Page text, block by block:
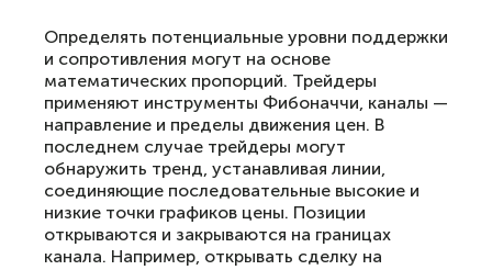
Определять потенциальные уровни поддержки
и сопротивления могут на основе
математических пропорций. Трейдеры
применяют инструменты Фибоначчи, каналы —
направление и пределы движения цен. В
последнем случае трейдеры могут
обнаружить тренд, устанавливая линии,
соединяющие последовательные высокие и
низкие точки графиков цены. Позиции
открываются и закрываются на границах
канала. Например, открывать сделку на